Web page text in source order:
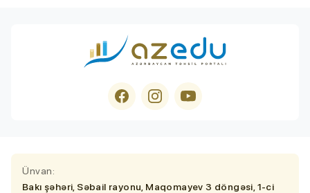
Ünvan:
Bakı şəhəri, Səbail rayonu, Maqomayev 3 döngəsi, 1-ci